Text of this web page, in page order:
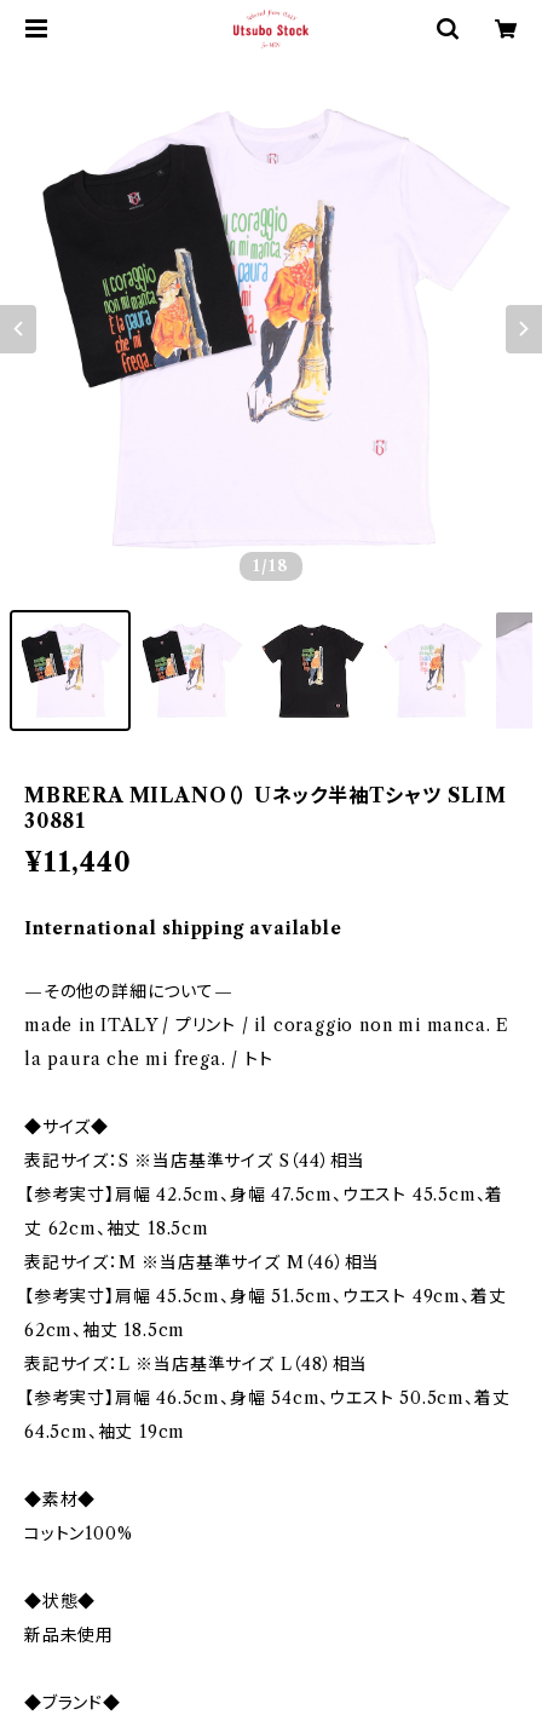
1 /18
MBRERA MILANO（） Uネック半袖Tシャツ SLIM
30881
¥11,440
International shipping available
—その他の詳細について—
made in ITALY / プリント / il coraggio non mi manca. E
la paura che mi frega. / トト
◆サイズ◆
表記サイズ：S ※当店基準サイズ S（44）相当
【参考実寸】肩幅 42.5cm、身幅 47.5cm、ウエスト 45.5cm、着
丈 62cm、袖丈 18.5cm
表記サイズ：M ※当店基準サイズ M（46）相当
【参考実寸】肩幅 45.5cm、身幅 51.5cm、ウエスト 49cm、着丈
62cm、袖丈 18.5cm
表記サイズ：L ※当店基準サイズ L（48）相当
【参考実寸】肩幅 46.5cm、身幅 54cm、ウエスト 50.5cm、着丈
64.5cm、袖丈 19cm
◆素材◆
コットン100%
◆状態◆
新品未使用
◆ブランド◆